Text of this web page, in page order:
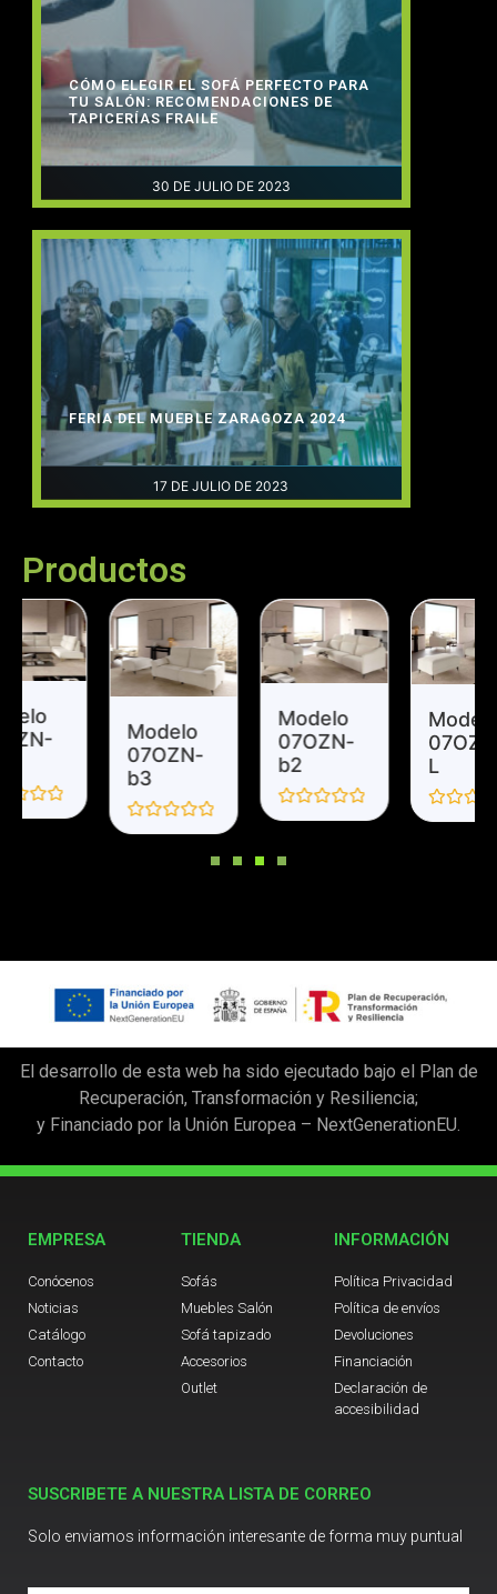
30 DE JULIO DE 2023
CÓMO ELEGIR EL SOFÁ PERFECTO PARA
TU SALÓN: RECOMENDACIONES DE
TAPICERÍAS FRAILE
17 DE JULIO DE 2023
FERIA DEL MUEBLE ZARAGOZA 2024
Productos
b2
Valorado
en
de
07OZN-
Valorado
El desarrollo de esta web ha sido ejecutado bajo el Plan de
Recuperación, Transformación y Resiliencia;
y Financiado por la Unión Europea – NextGenerationEU.
EMPRESA
Conócenos
Noticias
Catálogo
Contacto
TIENDA
Sofás
Muebles Salón
Sofá tapizado
Accesorios
Outlet
INFORMACIÓN
Política Privacidad
Política de envíos
Devoluciones
Financiación
Declaración de
accesibilidad
SUSCRIBETE A NUESTRA LISTA DE CORREO
Solo enviamos información interesante de forma muy puntual